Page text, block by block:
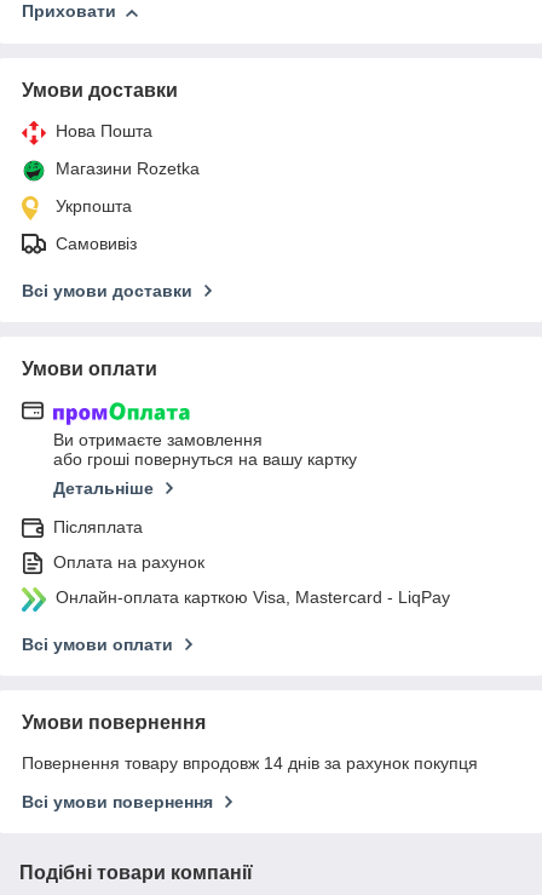
Приховати
Умови доставки
Нова Пошта
Магазини Rozetka
Укрпошта
Самовивіз
Всі умови доставки
Умови оплати
Ви отримаєте замовлення
або гроші повернуться на вашу картку
Детальніше
Післяплата
Оплата на рахунок
Онлайн-оплата карткою Visa, Mastercard - LiqPay
Всі умови оплати
Умови повернення
Повернення товару впродовж 14 днів за рахунок покупця
Всі умови повернення
Подібні товари компанії